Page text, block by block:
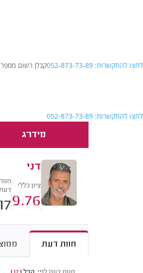
לחצו להתקשרות: 052-873-73-89 קבלן רשום מספר 36773
לחצו להתקשרות: 052-873-73-89